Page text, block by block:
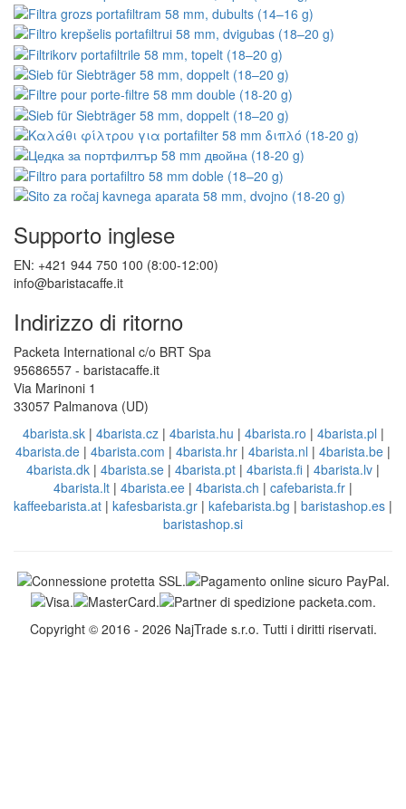
Supporto inglese
EN: +421 944 750 100 (8:00-12:00)
info@baristacaffe.it
Indirizzo di ritorno
Packeta International c/o BRT Spa
95686557 - baristacaffe.it
Via Marinoni 1
33057 Palmanova (UD)
4barista.sk| 4barista.cz| 4barista.hu | 4barista.ro | 4barista.pl |
4barista.de | 4barista.com | 4barista.hr | 4barista.nl | 4barista.be |
4barista.dk | 4barista.se | 4barista.pt | 4barista.fi | 4barista.lv |
4barista.lt | 4barista.ee | 4barista.ch | cafebarista.fr |
kaffeebarista.at | kafesbarista.gr | kafebarista.bg | baristashop.es |
baristashop.si
Copyright © 2016 - 2026 NajTrade s.r.o. Tutti i diritti riservati.